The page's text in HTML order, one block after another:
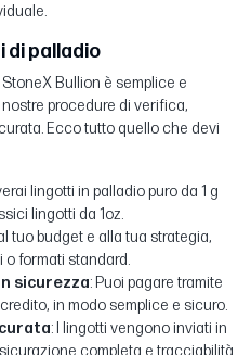
di palladio
Bullion è semplice e
procedure di verifica,
Ecco tutto quello che devi
lingotti in palladio puro da 1 g
lingotti da 1oz.
tuo budget e alla tua strategia,
formati standard.
sicurezza: Puoi pagare tramite
in modo semplice e sicuro.
: I lingotti vengono inviati in